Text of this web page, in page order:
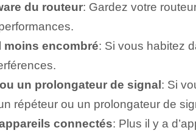
du routeur: Gardez votre
encombré: Si vous habitez
un prolongateur de signal : Si
répéteur ou un prolongateur de
connectés: Plus il y a